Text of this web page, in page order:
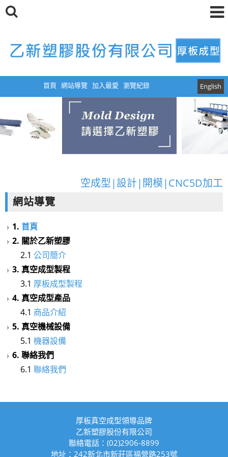
首頁 網站導覽 加入最愛 English
瀏覽紀錄
厚板真空成型|真空成型模具|塑膠真空成型|真
網站導覽
1. 首頁
2. 關於乙新塑膠
2.1 公司簡介
3. 真空成型製程
3.1 厚板成型製程
4. 真空成型產品
4.1 商品介紹
5. 真空機械設備
5.1 機器設備
6. 聯絡我們
6.1 聯絡我們
厚板真空成型領導品牌
乙新塑膠股份有限公司
聯絡電話：(02)2906-8899
地址：242新北市新莊區福營路253號